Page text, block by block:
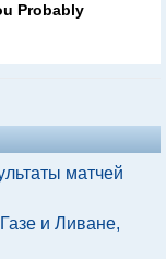
Probably
матчей
и Ливане,